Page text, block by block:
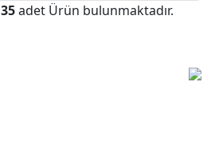
35adet Ürün bulunmaktadır.